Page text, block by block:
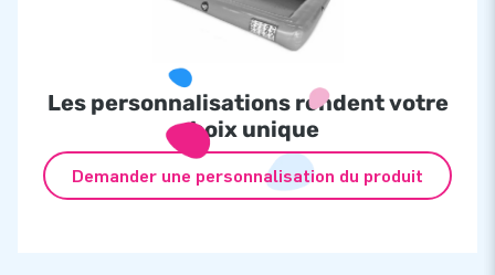
Les personnalisations rendent votre
choix unique
Demander une personnalisation du produit